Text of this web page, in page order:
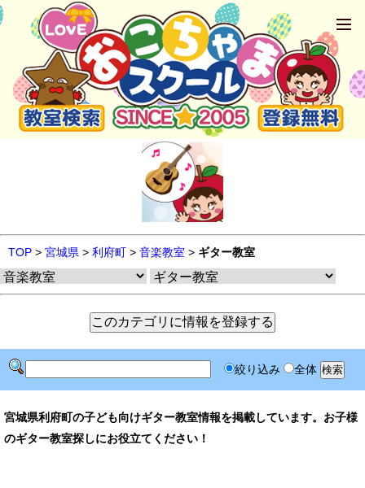
TOP > 宮城県 > 利府町 > 音楽教室 > ギター教室
絞り込み 全体
宮城県利府町の子ども向けギター教室情報を掲載しています。お子様
のギター教室探しにお役立てください！